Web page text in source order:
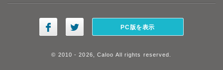
PC版を表示
© 2010 - 2026, Caloo All rights reserved.